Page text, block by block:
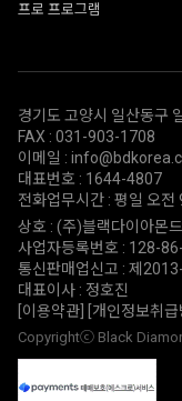
프로 프로그램
경기도 고양시 일산동구
FAX : 031-903-1708
이메일 :
대표번호 : 1644-4807
전화업무시간 : 평일 오전
상호 : (주)블랙다이아몬
사업자등록번호 : 128-
통신판매업신고 : 제
대표이사 : 정호진
[이용약관]
[개인정보취급
Copyrightⓒ Black